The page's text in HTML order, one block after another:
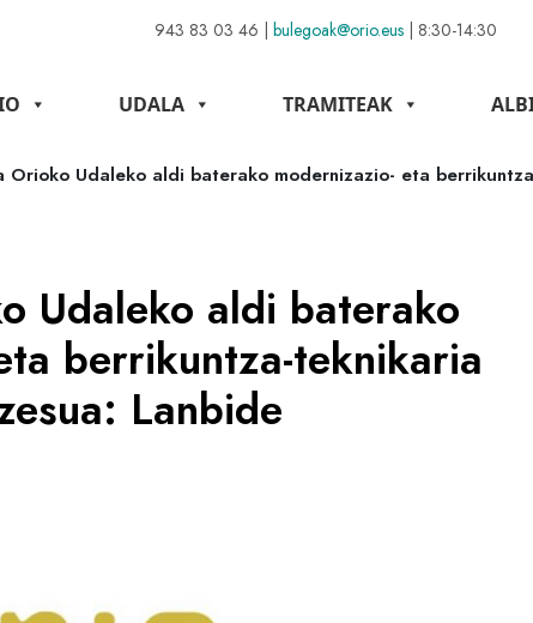
943 83 03 46 | bulegoak@orio.eus | 8:30-14:30
UDALA TRAMITEAK
Orioko Udaleko aldi baterako modernizazio- eta
Udaleko aldi baterako
berrikuntza-teknikaria
Lanbide